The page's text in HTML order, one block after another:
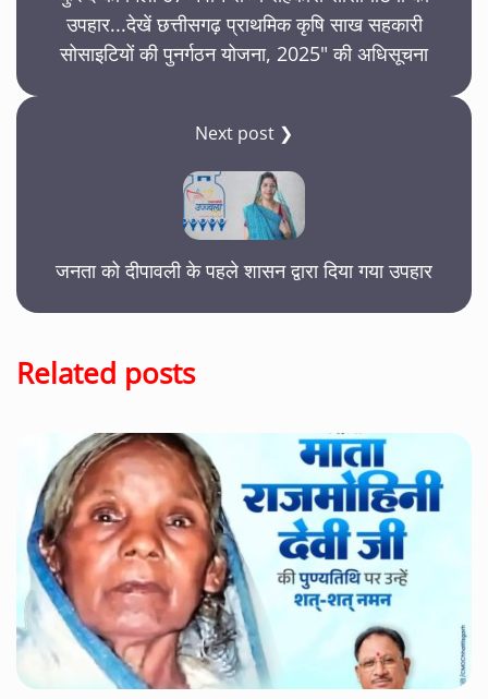
उपहार...देखें छत्तीसगढ़ प्राथमिक कृषि साख सहकारी
सोसाइटियों की पुनर्गठन योजना, 2025" की अधिसूचना
Next post ❯
जनता को दीपावली के पहले शासन द्वारा दिया गया उपहार
Related posts